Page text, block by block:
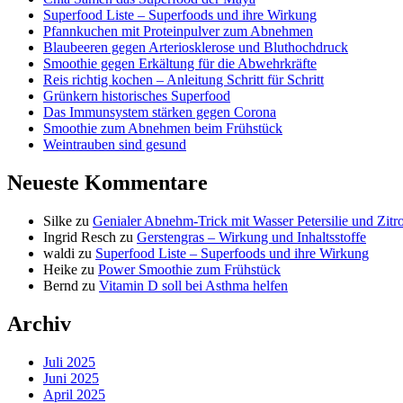
Superfood Liste – Superfoods und ihre Wirkung
Pfannkuchen mit Proteinpulver zum Abnehmen
Blaubeeren gegen Arteriosklerose und Bluthochdruck
Smoothie gegen Erkältung für die Abwehrkräfte
Reis richtig kochen – Anleitung Schritt für Schritt
Grünkern historisches Superfood
Das Immunsystem stärken gegen Corona
Smoothie zum Abnehmen beim Frühstück
Weintrauben sind gesund
Neueste Kommentare
Silke zu Genialer Abnehm-Trick mit Wasser Petersilie und
Ingrid Resch zu Gerstengras – Wirkung und Inhaltsstoffe
waldi zu Superfood Liste – Superfoods und ihre Wirkung
Heike zu Power Smoothie zum Frühstück
Bernd zu Vitamin D soll bei Asthma helfen
Archiv
Juli 2025
Juni 2025
April 2025